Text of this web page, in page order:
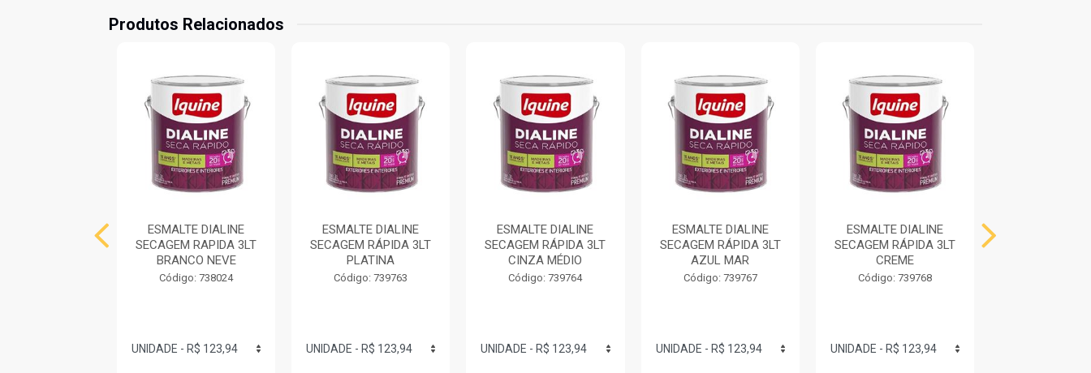
Produtos Relacionados
ESMALTE DIALINE
SECAGEM RAPIDA 3LT
BRANCO NEVE
Código: 738024
ESMALTE DIALINE
SECAGEM RÁPIDA 3LT
PLATINA
Código: 739763
ESMALTE DIALINE
SECAGEM RÁPIDA 3LT
CINZA MÉDIO
Código: 739764
ESMALTE DIALINE
SECAGEM RÁPIDA 3LT
AZUL MAR
Código: 739767
ESMALTE DIALINE
SECAGEM RÁPIDA 3LT
CREME
Código: 739768